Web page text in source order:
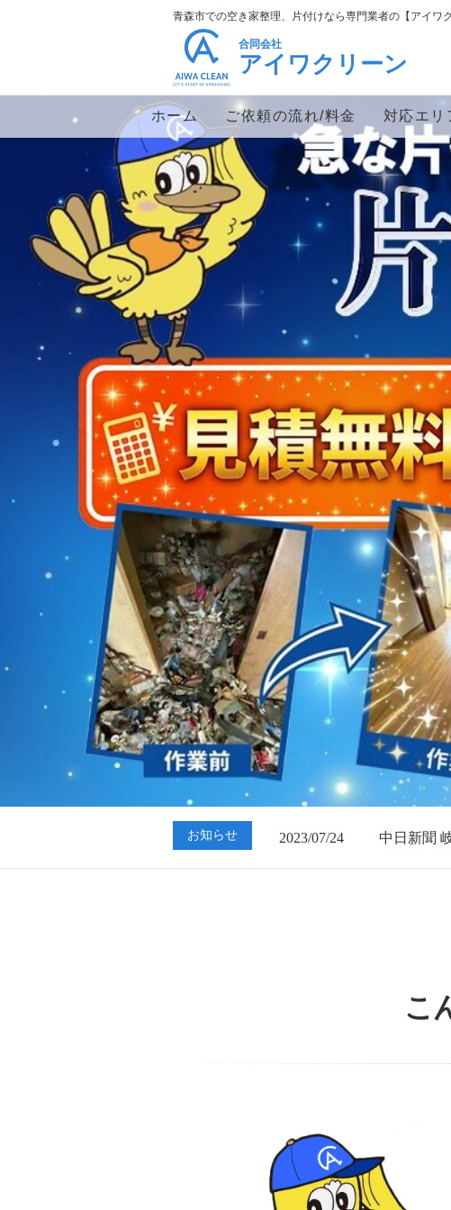
青森市での空き家整理、片付けなら専門業者の【アイワ
合同会社
アイワクリーン
ホーム ご依頼の流れ/料金 対応エリ
お知らせ
2023/01/12
買取・片
2023/07/24
中日新聞
2023/01/12
買取・片
こ